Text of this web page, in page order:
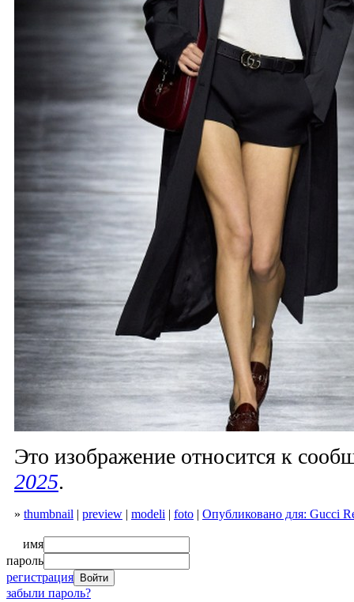
Это изображение относится к
2025.
» thumbnail | preview | modeli | foto | Опубликовано для: Gucci
имя
пароль
регистрация
забыли пароль?